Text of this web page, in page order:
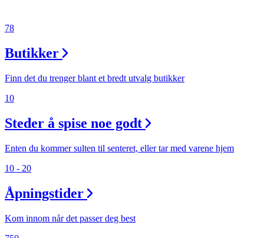
78
Butikker
Finn det du trenger blant et bredt utvalg butikker
10
Steder å spise noe godt
Enten du kommer sulten til senteret, eller tar med varene hjem
10 - 20
Åpningstider
Kom innom når det passer deg best